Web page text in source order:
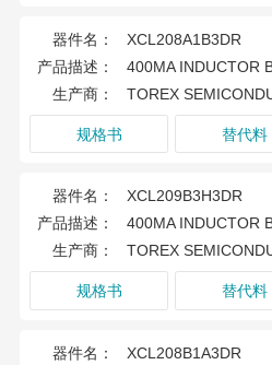
器件名：
XCL208A1B3DR
产品描述：
400MA INDUCTOR
生产商：
TOREX
规格书 替代料
器件名：
XCL209B3H3DR
产品描述：
400MA INDUCTOR
生产商：
TOREX
规格书 替代料
器件名：
XCL208B1A3DR